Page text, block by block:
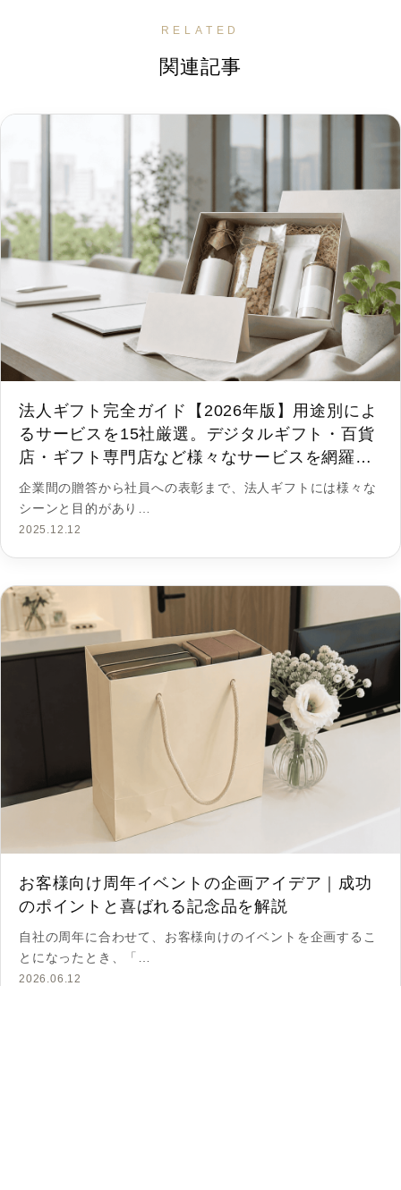
RELATED
関連記事
法人ギフト完全ガイド【2026年版】用途別によ
るサービスを15社厳選。デジタルギフト・百貨
店・ギフト専門店など様々なサービスを網羅。
自社に最適な法人ギフトが見つかります。
企業間の贈答から社員への表彰まで、法人ギフトには様々な
シーンと目的があり…
2025.12.12
お客様向け周年イベントの企画アイデア｜成功
のポイントと喜ばれる記念品を解説
自社の周年に合わせて、お客様向けのイベントを企画するこ
とになったとき、「…
2026.06.12